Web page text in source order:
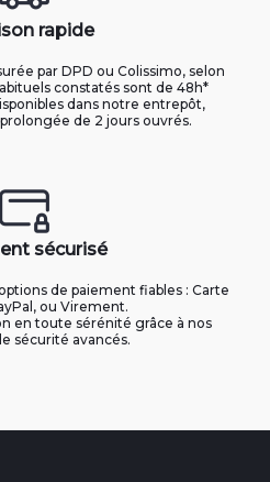
rapide
par DPD ou Colissimo, selon
constatés sont de 48h*
dans notre entrepôt,
de 2 jours ouvrés.
sécurisé
de paiement fiables : Carte
ou Virement.
en toute sérénité grâce à nos
sécurité avancés.